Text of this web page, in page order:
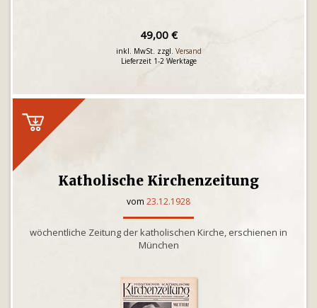
49,00 €
inkl. MwSt. zzgl. Versand
Lieferzeit 1-2 Werktage
Katholische Kirchenzeitung
vom 23.12.1928
wöchentliche Zeitung der katholischen Kirche, erschienen in
München